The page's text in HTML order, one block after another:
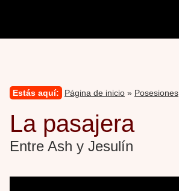
Estás aquí: Página de inicio » Posesiones
La pasajera
Entre Ash y Jesulín